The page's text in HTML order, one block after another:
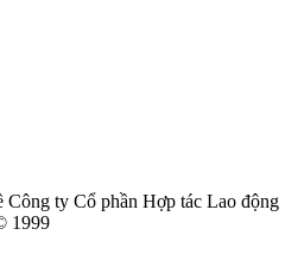
Công ty Cổ phần Hợp tác Lao động
1999